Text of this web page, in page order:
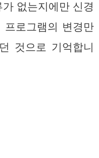
없는지에만 신경
프로그램의 변경만
것으로 기억합니